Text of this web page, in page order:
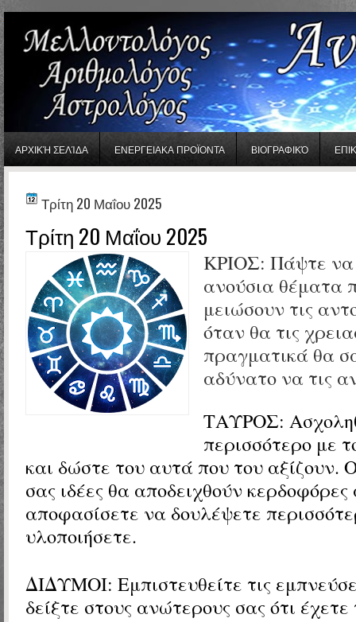
ΑΡΧΙΚΉ ΣΕΛΊΔΑ ΕΝΕΡΓΕΙΑΚΑ ΠΡΟΪΟΝΤΑ ΒΙΟΓΡΑΦΙΚΌ
Τρίτη 20 Μαΐου 2025
Τρίτη 20 Μαΐου 2025
ΚΡΙΟΣ: Πάψτε να
ανούσια θέματα
μειώσουν τις
όταν θα τις
πραγματικά θα
αδύνατο να τις
ΤΑΥΡΟΣ:
περισσότερο με
και δώστε του αυτά που του αξίζουν.
σας ιδέες θα αποδειχθούν κερδοφόρες
αποφασίσετε να δουλέψετε
υλοποιήσετε.
ΔΙΔΥΜΟΙ: Εμπιστευθείτε τις
δείξτε στους ανώτερους σας ότι έχετε